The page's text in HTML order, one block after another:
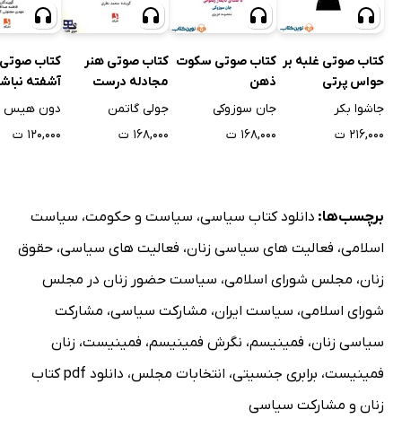
کتاب صوتی غلبه بر
حواس پرتی
جاشوا بکر
۲۱۶,۰۰۰ ت
کتاب صوتی سکوت
ذهن
جان سوزوکی
۱۶۸,۰۰۰ ت
کتاب صوتی هنر
مجادله درست
جولی گاتمن
۱۶۸,۰۰۰ ت
کتاب
آشفته
دون هیس
۱۲۰,۰۰۰ ت
برچسب‌ها: دانلود کتاب سیاسی، سیاست و حکومت، سیاست
اسلامی، فعالیت های سیاسی زنان، فعالیت های سیاسی، حقوق
زنان، مجلس شورای اسلامی، سیاست حضور زنان در مجلس
شورای اسلامی، سیاست ایران، مشارکت سیاسی، مشارکت
سیاسی زنان، فمینیسم، نگرش فمینیسم، فمینیست، زنان
فمینیست، برابری جنسیتی، انتخابات مجلس،
دانلود pdf کتاب
زنان و مشارکت سیاسی